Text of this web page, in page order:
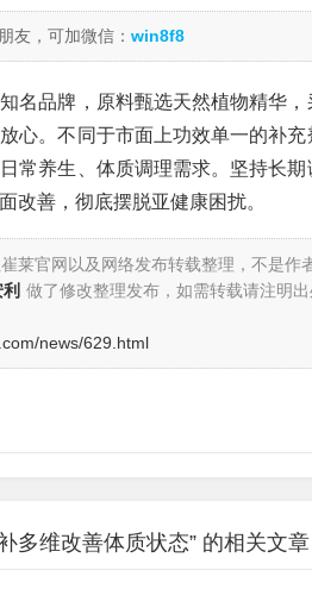
友，可加微信： win8f8
名品牌，原料甄选天然植物精华
心。不同于市面上功效单一的补
常养生、体质调理需求。坚持长
改善，彻底摆脱亚健康困扰。
莱官网以及网络发布转载整理，不是作
做了修改整理发布，如需转载请注明出
news/629.html
多维改善体质状态” 的相关文章